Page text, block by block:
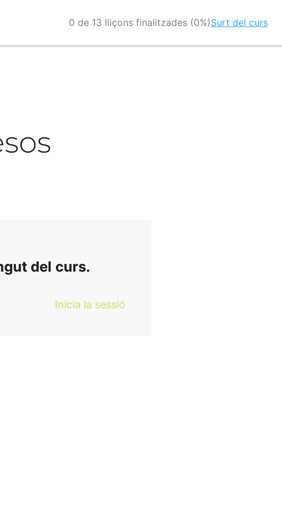
0 de 13 lliçons finalitzades (0%)Surt del curs
del curs.
Inicia la sessió